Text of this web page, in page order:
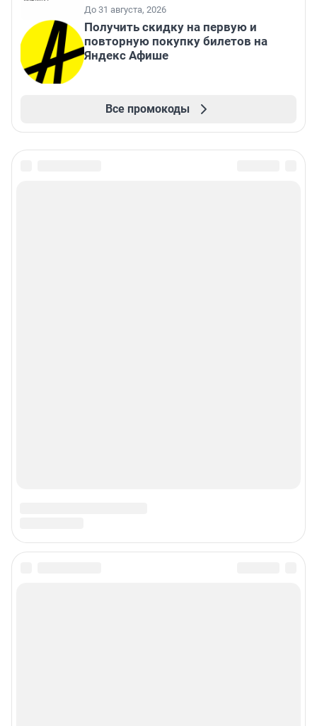
До 31 августа, 2026
Получить скидку на первую и
повторную покупку билетов на
Яндекс Афише
Все промокоды